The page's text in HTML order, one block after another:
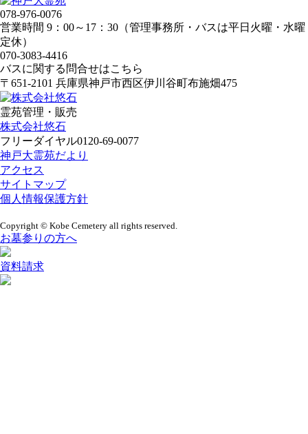
078-976-0076
営業時間 9：00～17：30（管理事務所・バスは平日火曜・水曜
定休）
070-3083-4416
バスに関する問合せはこちら
〒651-2101 兵庫県神戸市西区伊川谷町布施畑475
霊苑管理・販売
株式会社悠石
フリーダイヤル0120-69-0077
神戸大霊苑だより
アクセス
サイトマップ
個人情報保護方針
Copyright © Kobe Cemetery all rights reserved.
お墓参りの方へ
資料請求